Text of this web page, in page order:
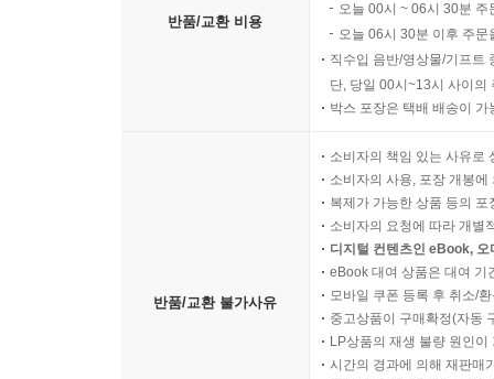
반품/교환 비용
오늘 00시 ~ 06시 30분
오늘 06시 30분 이후 주
직수입 음반/영상물/기프트
단, 당일 00시~13시 사이의
박스 포장은 택배 배송이
반품/교환 불가사유
소비자의 책임 있는 사유로
소비자의 사용, 포장 개봉
복제가 가능한 상품 등의
소비자의 요청에 따라 개별
디지털 컨텐츠인 eBook,
eBook 대여 상품은 대여 기
모바일 쿠폰 등록 후 취소/
중고상품이 구매확정(자동
LP상품의 재생 불량 원인
시간의 경과에 의해 재판매